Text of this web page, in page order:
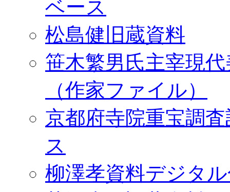
ベース
松島健旧蔵資料
笹木繁男氏主宰現
（作家ファイル）
京都府寺院重宝調
ス
柳澤孝資料デジタ